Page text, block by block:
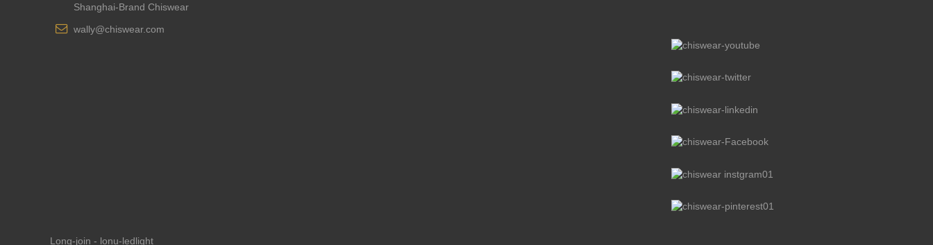
Shanghai-Brand Chiswear
wally@chiswear.com
Long-join - lonu-ledlight